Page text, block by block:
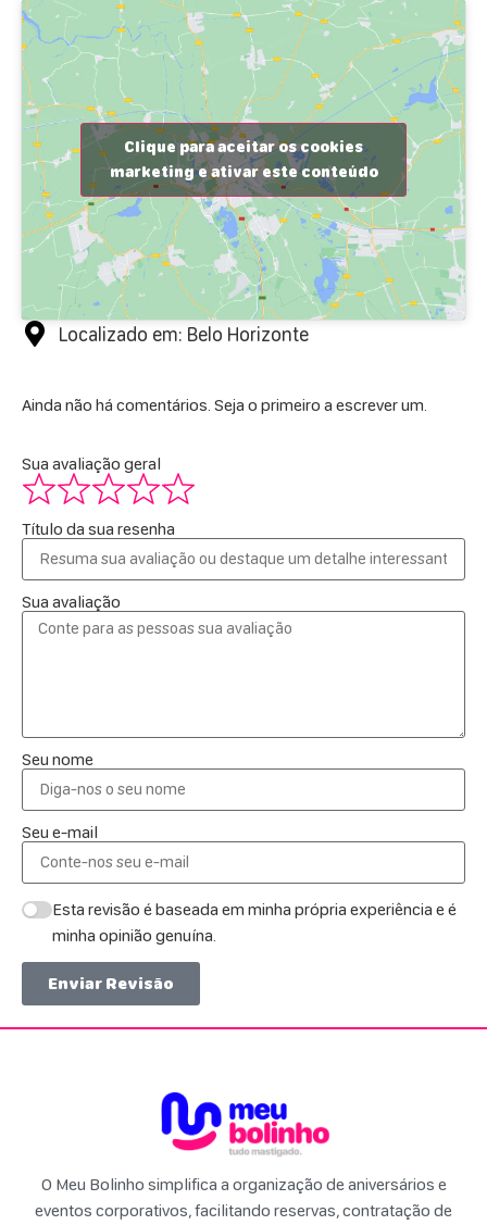
Clique para aceitar os cookies
marketing e ativar este conteúdo
Localizado em: Belo Horizonte
Ainda não há comentários. Seja o primeiro a escrever um.
Sua avaliação geral
Título da sua resenha
Sua avaliação
Seu nome
Seu e-mail
Esta revisão é baseada em minha própria experiência e é
minha opinião genuína.
Enviar Revisão
O Meu Bolinho simplifica a organização de aniversários e
eventos corporativos, facilitando reservas, contratação de